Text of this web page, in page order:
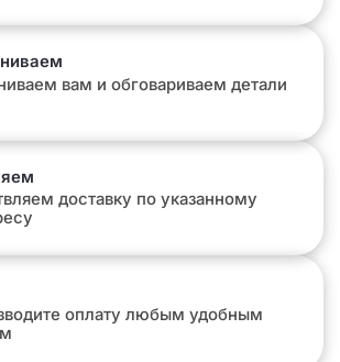
вам и обговариваем детали
доставку по указанному
оплату любым удобным